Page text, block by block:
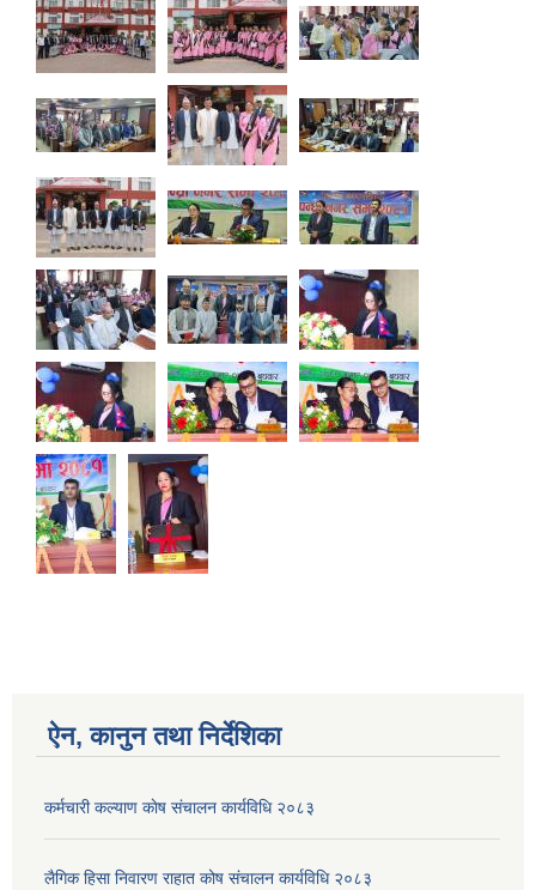
ऐन, कानुन तथा निर्देशिका
कर्मचारी कल्याण काेष संचालन कार्यविधि २०८३
लैगिक हिसा निवारण राहात कोष संचालन कार्यविधि २०८३